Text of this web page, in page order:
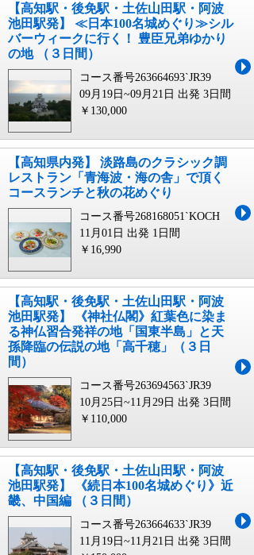
【高知駅・後免駅・土佐山田駅・阿波
池田駅発】 ≪日本100名城めぐり≫シル
バーウィークに行く！ 豊臣兄弟ゆかり
の地 （３日間）
コース番号263664693`JR39
09月19日~09月21日 出発 3日間
￥130,000
【高知県内発】 淡路島のクラシック調
レストラン「青海波・海の舎」で頂く
コースランチと秋の花めぐり
コース番号268168051`KOCH
11月01日 出発 1日間
￥16,990
【高知駅・後免駅・土佐山田駅・阿波
池田駅発】 《神社仏閣》紅葉色に染ま
る神仏習合発祥の地「国東半島」と天
孫降臨の伝説の地「高千穂」（３日
間）
コース番号263694563`JR39
10月25日~11月29日 出発 3日間
￥110,000
【高知駅・後免駅・土佐山田駅・阿波
池田駅発】 《続日本100名城めぐり》近
畿、中国編 （３日間）
コース番号263664633`JR39
11月19日~11月21日 出発 3日間